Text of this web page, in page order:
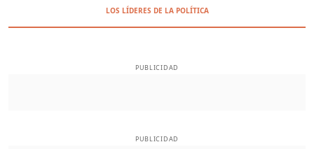
LOS LÍDERES DE LA POLÍTICA
PUBLICIDAD
PUBLICIDAD